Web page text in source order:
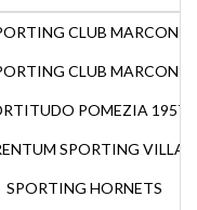
CLUB MARCONI
CLUB MARCONI
POMEZIA 1957
SPORTING
SPORTING HORNETS